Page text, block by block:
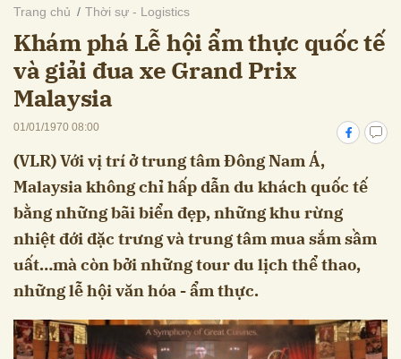
Trang chủ Thời sự - Logistics
Khám phá Lễ hội ẩm thực quốc tế
và giải đua xe Grand Prix
Malaysia
01/01/1970 08:00
(VLR) Với vị trí ở trung tâm Đông Nam Á,
Malaysia không chỉ hấp dẫn du khách quốc tế
bằng những bãi biển đẹp, những khu rừng
nhiệt đới đặc trưng và trung tâm mua sắm sầm
uất…mà còn bởi những tour du lịch thể thao,
những lễ hội văn hóa - ẩm thực.
Hủy